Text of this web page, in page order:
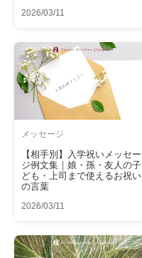
2026/03/11
メッセージ
【相手別】入学祝いメッセー
ジ例文集｜娘・孫・友人の子
ども・上司まで使えるお祝い
の言葉
2026/03/11